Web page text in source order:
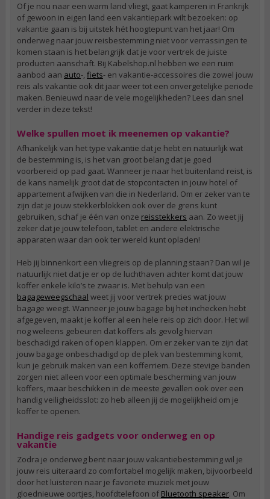
Of je nou naar een warm land vliegt, gaat kamperen in Frankrijk
of gewoon in eigen land een vakantiepark wilt bezoeken: op
vakantie gaan is bij uitstek hét hoogtepunt van het jaar! Om
onderweg naar jouw reisbestemming niet voor verrassingen te
komen staan is het belangrijk dat je voor vertrek de juiste
producten aanschaft. Bij Kabelshop.nl hebben we een ruim
aanbod aan auto-, fiets- en vakantie-accessoires die zowel jouw
reis als vakantie ook dit jaar weer tot een onvergetelijke periode
maken. Benieuwd naar de vele mogelijkheden? Lees dan snel
verder in deze tekst!
Welke spullen moet ik meenemen op vakantie?
Afhankelijk van het type vakantie dat je hebt en natuurlijk wat
de bestemming is, is het van groot belang dat je goed
voorbereid op pad gaat. Wanneer je naar het buitenland reist, is
de kans namelijk groot dat de stopcontacten in jouw hotel of
appartement afwijken van die in Nederland. Om er zeker van te
zijn dat je jouw stekkerblokken ook over de grens kunt
gebruiken, schaf je één van onze reisstekkers aan. Zo weet jij
zeker dat je jouw telefoon, tablet en andere elektrische
apparaten waar dan ook ter wereld kunt opladen!
Heb jij binnenkort een vliegreis op de planning staan? Dan wil je
natuurlijk niet dat je er op de luchthaven achter komt dat jouw
koffer enkele kilo’s te zwaar is. Met behulp van een
bagageweegschaal weet jij voor vertrek precies wat jouw
bagage weegt. Wanneer je jouw bagage bij het inchecken hebt
afgegeven, maakt je koffer al een hele reis op zich door. Het wil
nog weleens gebeuren dat koffers als gevolg hiervan
beschadigd raken of open klappen. Om er zeker van te zijn dat
jouw bagage onbeschadigd op de plek van bestemming komt,
kun je gebruik maken van een kofferriem. Deze stevige banden
zorgen niet alleen voor een optimale bescherming van jouw
koffers, maar beschikken in de meeste gevallen ook over een
handig veiligheidsslot: zo heb alleen jij de mogelijkheid om je
koffer te openen.
Handige reis gadgets voor onderweg en op
vakantie
Zodra je onderweg bent naar jouw vakantiebestemming wil je
jouw reis uiteraard zo comfortabel mogelijk maken, bijvoorbeeld
door het luisteren naar je favoriete muziek met jouw
gloednieuwe oortjes, hoofdtelefoon of Bluetooth speaker. Om